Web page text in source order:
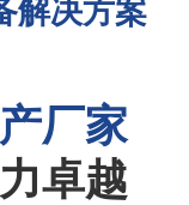
解决方案
厂家
卓越